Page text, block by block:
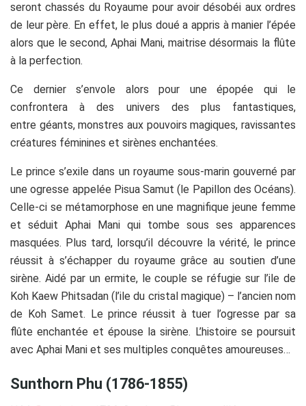
seront chassés du Royaume pour avoir désobéi aux ordres
de leur père. En effet, le plus doué a appris à manier l’épée
alors que le second, Aphai Mani, maitrise désormais la flûte
à la perfection.
Ce dernier s’envole alors pour une épopée qui le
confrontera à des univers des plus fantastiques,
entre géants, monstres aux pouvoirs magiques, ravissantes
créatures féminines et sirènes enchantées.
Le prince s’exile dans un royaume sous-marin gouverné par
une ogresse appelée Pisua Samut (le Papillon des Océans).
Celle-ci se métamorphose en une magnifique jeune femme
et séduit Aphai Mani qui tombe sous ses apparences
masquées. Plus tard, lorsqu’il découvre la vérité, le prince
réussit à s’échapper du royaume grâce au soutien d’une
sirène. Aidé par un ermite, le couple se réfugie sur l’ile de
Koh Kaew Phitsadan (l’ile du cristal magique) – l’ancien nom
de Koh Samet. Le prince réussit à tuer l’ogresse par sa
flûte enchantée et épouse la sirène. L’histoire se poursuit
avec Aphai Mani et ses multiples conquêtes amoureuses…
Sunthorn Phu (1786-1855)